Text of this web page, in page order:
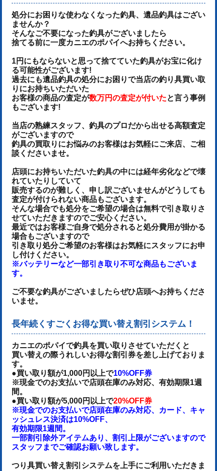
処分にお困りな使わなくなった釣具、遺品釣具はござい
ませんか？
そんなご不要になった釣具がございましたら
捨てる前に一度カニエのポパイへお持ちください。
1円にもならないと思って捨てていた釣具がお宝に化け
る可能性がございます!
過去にも遺品釣具の処分にお困りで当店の釣り具買い取
りにお持ちいただいた
お客様の商品の査定が数万円の査定が付いたと言う事例
もございます!
当店の熟練スタッフ、釣具のプロだから出せる高額査定
がございますので
釣具の買取りにお悩みのお客様はお気軽にご来店、ご相
談くださいませ。
店頭にお持ちいただいた釣具の中には経年劣化などで壊
れていたりしていて
販売するのが難しく、申し訳ございませんがどうしても
査定が付けられない商品もございます。
そんな場合でも処分をご希望の場合は無料で引き取りさ
せていただきますのでご安心ください。
最近ではお客様ご自身で処分されると処分費用が掛かる
場合もございますので
引き取り処分ご希望のお客様はお気軽にスタッフにお申
し付けください。
※バッテリーなど一部引き取り不可な商品もございま
す。
ご不要な釣具がございましたらぜひ店頭へお持ちくださ
いませ。
長年続くすごくお得な買い替え割引システム！
カニエのポパイで釣具を買い取りさせていただくと
買い替えの際うれしいお得な割引券を差し上げておりま
す。
●買い取り額が1,000円以上で10%OFF券
※現金でのお支払いで店頭在庫のみ対応、有効期限1週
間。
●買い取り額が5,000円以上で20%OFF券
※現金でのお支払いで店頭在庫のみ対応、カード、キャ
ッシュレス決済は10%OFF、
有効期限1週間。
一部割引除外アイテムあり、割引上限がございますので
スタッフまでご確認お願い致します。
つり具買い替え割引システムを上手にご利用いただきま